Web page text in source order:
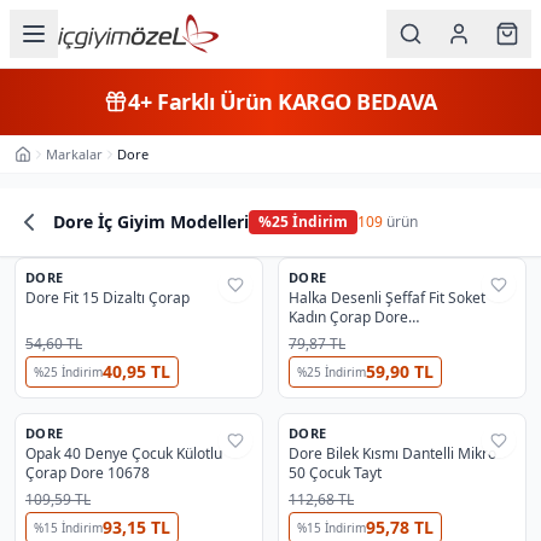
Kategorileri
Erkek
Çocuk
Fantazi
Büyük
Beden
Markalar
4+Farklı Ürün KARGO BEDAVA
Ana SayfaMarkalar Dore
Dore İç Giyim Modelleri %25İndirim 109 ürün
Ürün Listesi
%37
DORE
Dore Fit 15 Dizaltı Çorap
54,60 TL
%25 İndirim40,95 TL
%33
DORE
Halka Desenli Şeffaf Fit Soket
Kadın Çorap Dore
DOR12672_HALKA
79,87 TL
%25 İndirim59,90 TL
%24
🔥Fırsat
11
DORE
Opak 40 Denye Çocuk Külotlu
Çorap Dore 10678
109,59 TL
%15 İndirim93,15 TL
%37
🔥Fırsat
DORE
Dore Bilek Kısmı Dantelli Mikro
50 Çocuk Tayt
112,68 TL
%15 İndirim95,78 TL